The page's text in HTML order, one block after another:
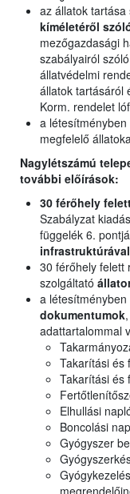
az állatok tartása
kíméletéről
mezőgazdasági
szabályairól
állatvédelmi
állatok tartásáról
Korm. rendelet
a
megfelelő
Nagylétszámú
további előírások:
30 férőhely
Szabályzat
függelék 6.
infrastruktúrával
30 férőhely felett
szolgáltató
a
dokumentumok
adattartalommal
Takarítási és
Takarítási és
Elhullási
Boncolási
Gyógyszer